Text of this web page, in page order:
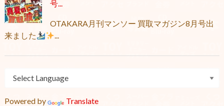
号...
OTAKARA月刊マンソー 買取マガジン8月号出
来ました
...
Powered by Translate